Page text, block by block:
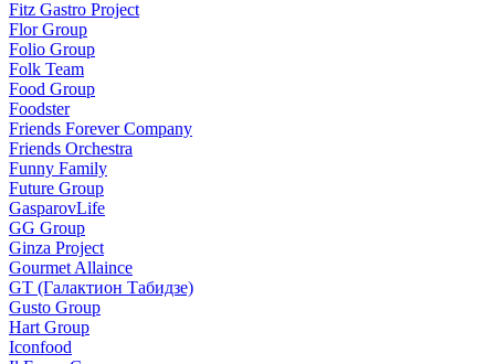
Fitz Gastro Project
Flor Group
Folio Group
Folk Team
Food Group
Foodster
Friends Forever Company
Friends Orchestra
Funny Family
Future Group
GasparovLife
GG Group
Ginza Project
Gourmet Allaince
GT (Галактион Табидзе)
Gusto Group
Hart Group
Iconfood